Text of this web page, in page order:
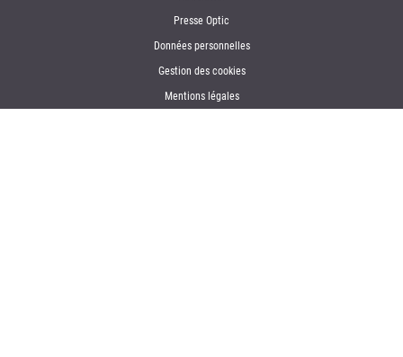
Presse Optic
Données personnelles
Gestion des cookies
Mentions légales